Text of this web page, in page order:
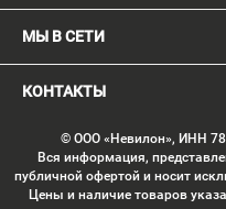
МЫ В СЕТИ
КОНТАКТЫ
© ООО «Невилон», ИНН
Вся информация,
публичной офертой и носит
Цены и наличие товаров